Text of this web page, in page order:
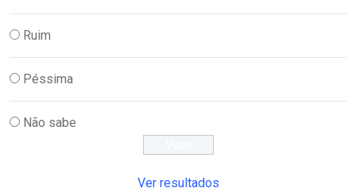
Ruim
Péssima
Não sabe
Ver resultados